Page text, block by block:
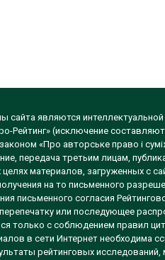
сайта являются
Рейтинг» (исключение
«Про авторське право і
передача третьим лицам,
материалов, загруженных с
на то письменного
письменного согласия
или последующее
только с соблюдением правил
в сети Интернет необходима
рейтинговых